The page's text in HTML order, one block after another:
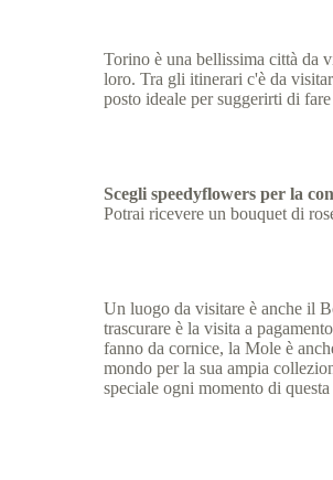
Torino è una bellissima città da
loro. Tra gli itinerari c'è da
posto ideale per suggerirti di
Scegli speedyflowers per la
Potrai ricevere un bouquet di
Un luogo da visitare è anche il
trascurare è la visita a
fanno da cornice, la Mole è
mondo per la sua ampia
speciale ogni momento di